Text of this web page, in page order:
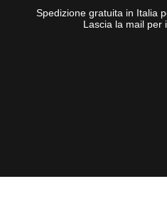
Spedizione gratuita in Italia
Lascia la mail per